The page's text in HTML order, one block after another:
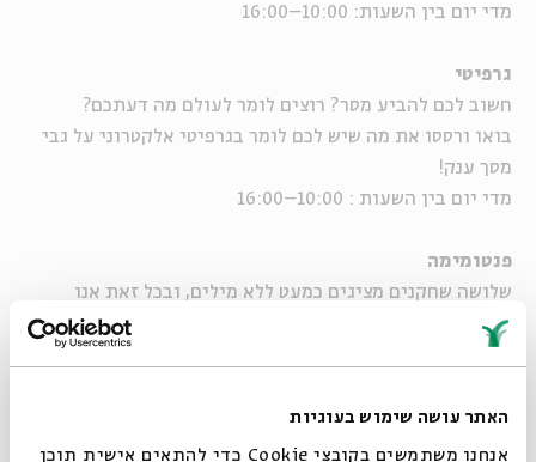
האתר עושה שימוש בעוגיות
אנחנו משתמשים בקובצי Cookie כדי להתאים אישית תוכן
מדי יום בין השעות: 10:00–16:00
גרפיטי
חשוב לכם להביע מסר? רוצים לומר לעולם מה דעתכם?
בואו ורססו את מה שיש לכם לומר בגרפיטי אלקטרוני על גבי
מסך ענק!
מדי יום בין השעות : 10:00–16:00
פנטומימה
שלושה שחקנים מציגים כמעט ללא מילים, ובכל זאת אנו
מבינים אותם. כיצד?
בימוי: ינון שאזו | שחקנים: מאשה שמולין, נועה צנקל ורפאל
שחרי